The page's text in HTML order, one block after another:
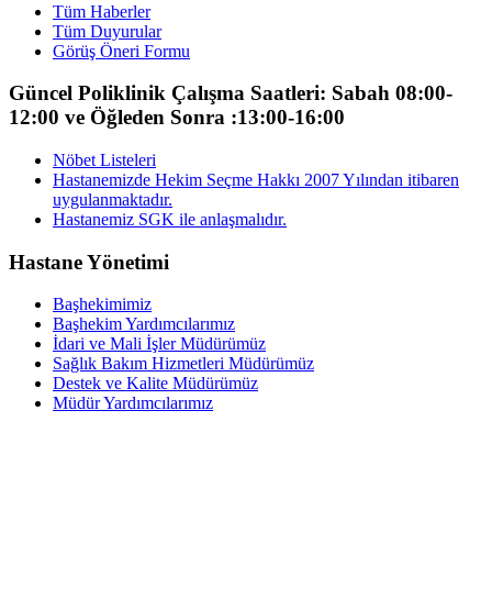
Tüm Haberler
Tüm Duyurular
Görüş Öneri Formu
Güncel Poliklinik Çalışma Saatleri: Sabah 08:00-
12:00 ve Öğleden Sonra :13:00-16:00
Nöbet Listeleri
Hastanemizde Hekim Seçme Hakkı 2007 Yılından itibaren
uygulanmaktadır.
Hastanemiz SGK ile anlaşmalıdır.
Hastane Yönetimi
Başhekimimiz
Başhekim Yardımcılarımız
İdari ve Mali İşler Müdürümüz
Sağlık Bakım Hizmetleri Müdürümüz
Destek ve Kalite Müdürümüz
Müdür Yardımcılarımız